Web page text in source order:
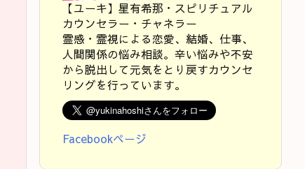
【ユーキ】星有希那・スピリチュアル
カウンセラー・チャネラー
霊感・霊視による恋愛、結婚、仕事、
人間関係の悩み相談。辛い悩みや不安
から脱出して元気をとり戻すカウンセ
リングを行っています。
Facebookページ